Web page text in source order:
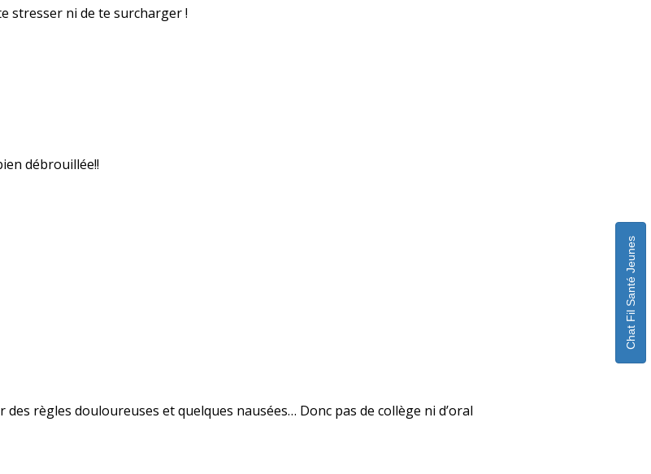
stresser ni de te surcharger !
débrouillée!!
des règles douloureuses et quelques nausées… Donc pas de collège ni d’oral
Chat Fil Santé Jeunes